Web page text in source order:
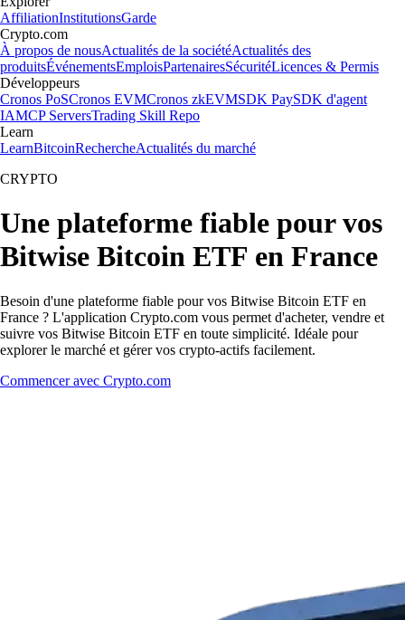
AffiliationInstitutionsGarde
Crypto.com
À propos de nousActualités de la sociétéActualités des
produitsÉvénementsEmploisPartenairesSécuritéLicences & Permis
Développeurs
Cronos PoSCronos EVMCronos zkEVMSDK PaySDK d'agent
IAMCP ServersTrading Skill Repo
Learn
LearnBitcoinRechercheActualités du marché
CRYPTO
Une plateforme fiable pour vos
Bitwise Bitcoin ETF en France
Besoin d'une plateforme fiable pour vos Bitwise Bitcoin ETF en
France ? L'application Crypto.com vous permet d'acheter, vendre et
suivre vos Bitwise Bitcoin ETF en toute simplicité. Idéale pour
explorer le marché et gérer vos crypto-actifs facilement.
Commencer avec Crypto.com